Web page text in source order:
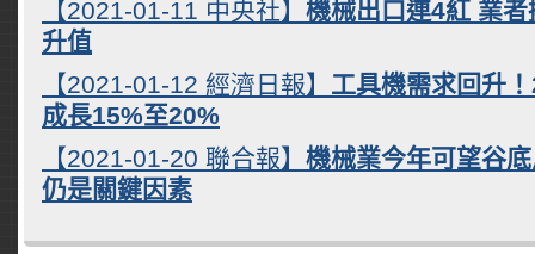
【2021-01-11 中央社】 機械出口連4紅 業
升值
【2021-01-12 經濟日報】 工具機需求回升
成長15%至20%
【2021-01-20 聯合報】 機械業今年可望谷
仍是關鍵因素